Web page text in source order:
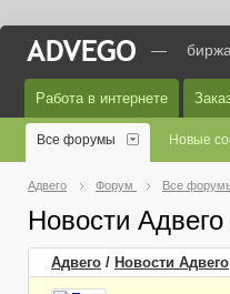
—
Работа в интернете
Все форумы Новые
Адвего Форум Все
Новости
Адвего / Новости Адвего